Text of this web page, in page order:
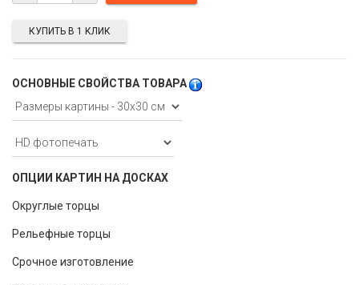
ОСНОВНЫЕ СВОЙСТВА ТОВАРА
ОПЦИИ КАРТИН НА ДОСКАХ
Округлые торцы
Рельефные торцы
Срочное изготовление
КУПИТЬ В 1 КЛИК